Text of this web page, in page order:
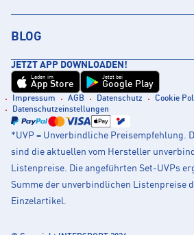
BLOG
JETZT APP DOWNLOADEN!
Laden im
App Store
Jetzt bei
Google Play
Impressum AGB Datenschutz
Cookie
Datenschutzeinstellungen
*UVP = Unverbindliche Preisempfehlung.
sind die aktuellen vom Hersteller
Listenpreise. Die angeführten Set-UVPs
Summe der unverbindlichen Listenpreise
Einzelartikel.